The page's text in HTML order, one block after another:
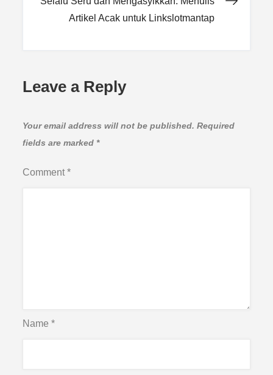
Artikel Acak untuk Linkslotmantap
Leave a Reply
Your email address will not be published. Required
fields are marked *
Comment*
Name*